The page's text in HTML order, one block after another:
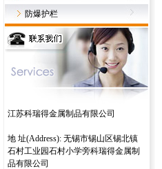
防爆护栏
江苏科瑞得金属制品有限公司
地 址(Address): 无锡市锡山区锡北镇
石村工业园石村小学旁科瑞得金属制
品有限公司